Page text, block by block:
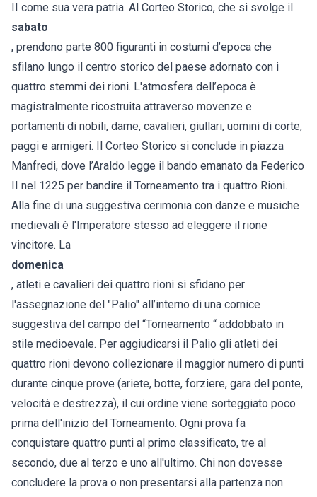
II come sua vera patria. Al Corteo Storico, che si svolge il
sabato
, prendono parte 800 figuranti in costumi d’epoca che
sfilano lungo il centro storico del paese adornato con i
quattro stemmi dei rioni. L'atmosfera dell’epoca è
magistralmente ricostruita attraverso movenze e
portamenti di nobili, dame, cavalieri, giullari, uomini di corte,
paggi e armigeri. Il Corteo Storico si conclude in piazza
Manfredi, dove l’Araldo legge il bando emanato da Federico
II nel 1225 per bandire il Torneamento tra i quattro Rioni.
Alla fine di una suggestiva cerimonia con danze e musiche
medievali è l'Imperatore stesso ad eleggere il rione
vincitore. La
domenica
, atleti e cavalieri dei quattro rioni si sfidano per
l'assegnazione del "Palio" all’interno di una cornice
suggestiva del campo del “Torneamento “ addobbato in
stile medioevale. Per aggiudicarsi il Palio gli atleti dei
quattro rioni devono collezionare il maggior numero di punti
durante cinque prove (ariete, botte, forziere, gara del ponte,
velocità e destrezza), il cui ordine viene sorteggiato poco
prima dell'inizio del Torneamento. Ogni prova fa
conquistare quattro punti al primo classificato, tre al
secondo, due al terzo e uno all'ultimo. Chi non dovesse
concludere la prova o non presentarsi alla partenza non